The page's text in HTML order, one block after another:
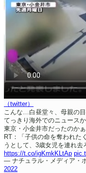
（twitter）
こんな… 白昼堂々、母親の
てっきり 海外でのニュース
東京・小金井市だったのかぁ
RT：「子供の命を奪われた
うとして、3歳女児を連れ
https://t.co/igKmkKLtAp
— ナチュラル・メディア・
2022